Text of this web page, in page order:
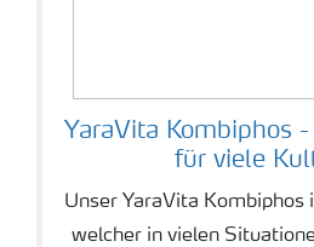
YaraVita Kombiphos
für viele
Unser YaraVita Kombiphos
welcher in vielen